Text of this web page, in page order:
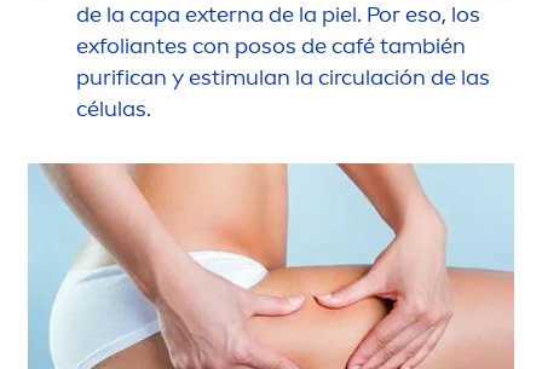
de la capa externa de la piel. Por eso, los
exfoliantes con posos de café también
purifican y estimulan la circulación de las
células.